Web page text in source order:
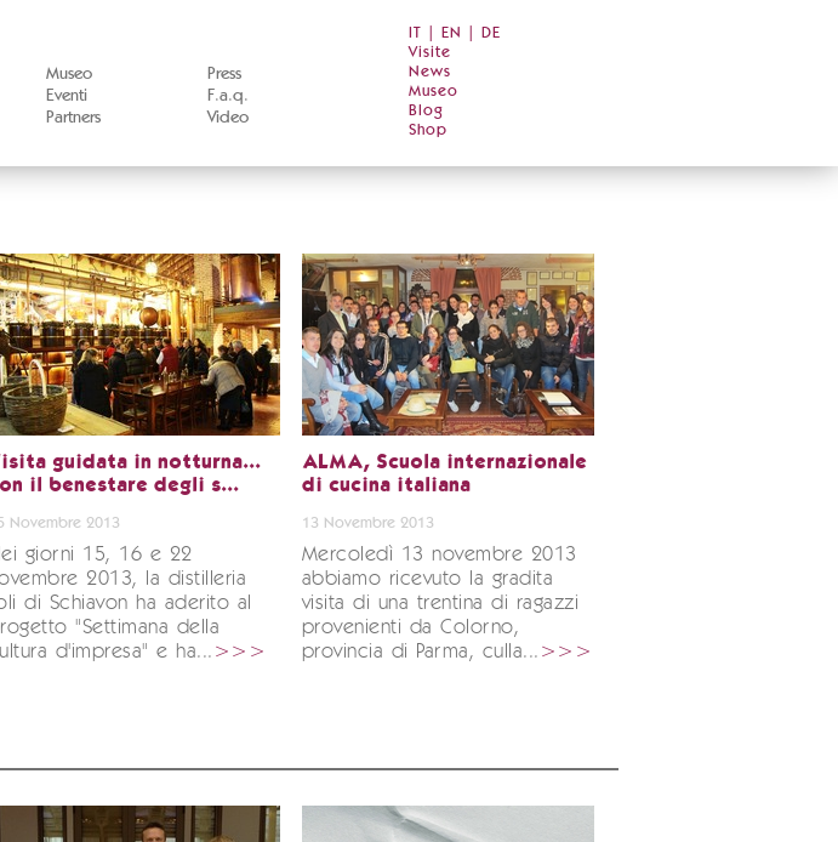
Museo
Eventi
Partners
Press
F.a.q.
Video
IT EN
DE
Visite
News
Museo
Blog
Shop
guidata in notturna...
il benestare degli s...
Novembre 2013
giorni 15, 16 e 22
2013, la distilleria
di Schiavon ha aderito al
"Settimana della
d'impresa" e ha... >>>
ALMA, Scuola internazionale
di cucina italiana
13 Novembre 2013
Mercoledì 13 novembre 2013
abbiamo ricevuto la gradita
visita di una trentina di ragazzi
provenienti da Colorno,
provincia di Parma, culla... >>>